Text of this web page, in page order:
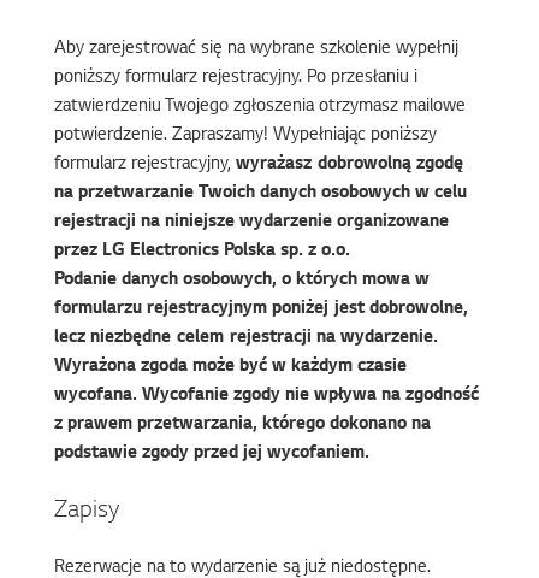
Aby zarejestrować się na wybrane szkolenie wypełnij
poniższy formularz rejestracyjny. Po przesłaniu i
zatwierdzeniu Twojego zgłoszenia otrzymasz mailowe
potwierdzenie. Zapraszamy! Wypełniając poniższy
formularz rejestracyjny, wyrażasz dobrowolną zgodę
na przetwarzanie Twoich danych osobowych w celu
rejestracji na niniejsze wydarzenie organizowane
przez LG Electronics Polska sp. z o.o.
Podanie danych osobowych, o których mowa w
formularzu rejestracyjnym poniżej jest dobrowolne,
lecz niezbędne celem rejestracji na wydarzenie.
Wyrażona zgoda może być w każdym czasie
wycofana. Wycofanie zgody nie wpływa na zgodność
z prawem przetwarzania, którego dokonano na
podstawie zgody przed jej wycofaniem.
Zapisy
Rezerwacje na to wydarzenie są już niedostępne.